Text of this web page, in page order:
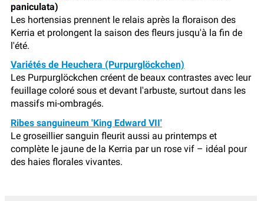
paniculata)
Les hortensias prennent le relais après la floraison des
Kerria et prolongent la saison des fleurs jusqu'à la fin de
l'été.
Variétés de Heuchera (Purpurglöckchen)
Les Purpurglöckchen créent de beaux contrastes avec leur
feuillage coloré sous et devant l'arbuste, surtout dans les
massifs mi-ombragés.
Ribes sanguineum 'King Edward VII'
Le groseillier sanguin fleurit aussi au printemps et
complète le jaune de la Kerria par un rose vif – idéal pour
des haies florales vivantes.